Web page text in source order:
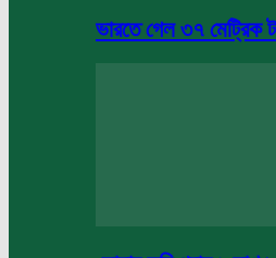
ভারতে গেল ৩৭ মেট্রিক